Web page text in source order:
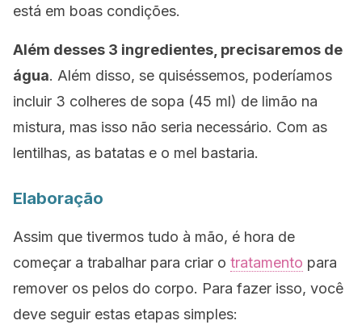
está em boas condições.
Além desses 3 ingredientes, precisaremos de
água. Além disso, se quiséssemos, poderíamos
incluir 3 colheres de sopa (45 ml) de limão na
mistura, mas isso não seria necessário. Com as
lentilhas, as batatas e o mel bastaria.
Elaboração
Assim que tivermos tudo à mão, é hora de
começar a trabalhar para criar o tratamento para
remover os pelos do corpo. Para fazer isso, você
deve seguir estas etapas simples: